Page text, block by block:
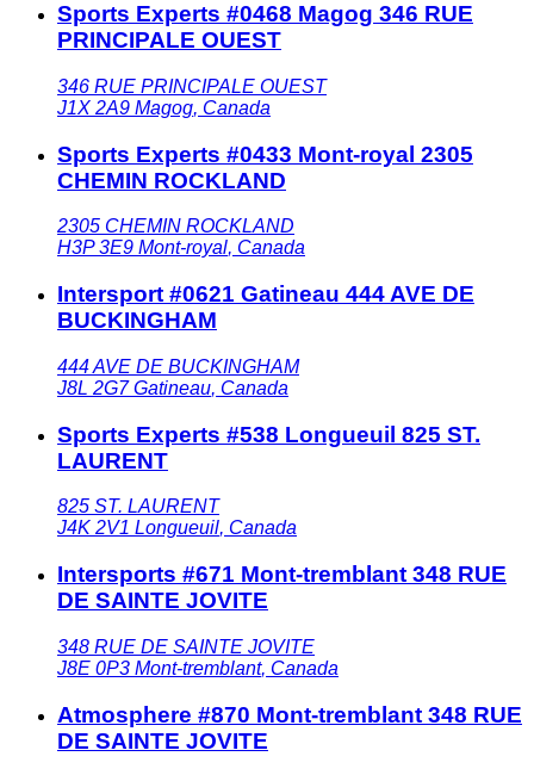
Sports Experts #0468 Magog 346 RUE
PRINCIPALE OUEST
346 RUE PRINCIPALE OUEST
J1X 2A9 Magog, Canada
Sports Experts #0433 Mont-royal 2305
CHEMIN ROCKLAND
2305 CHEMIN ROCKLAND
H3P 3E9 Mont-royal, Canada
Intersport #0621 Gatineau 444 AVE DE
BUCKINGHAM
444 AVE DE BUCKINGHAM
J8L 2G7 Gatineau, Canada
Sports Experts #538 Longueuil 825 ST.
LAURENT
825 ST. LAURENT
J4K 2V1 Longueuil, Canada
Intersports #671 Mont-tremblant 348 RUE
DE SAINTE JOVITE
348 RUE DE SAINTE JOVITE
J8E 0P3 Mont-tremblant, Canada
Atmosphere #870 Mont-tremblant 348 RUE
DE SAINTE JOVITE